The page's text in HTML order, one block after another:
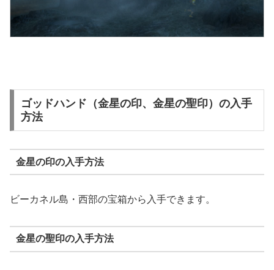
ゴッドハンド（金星の印、金星の聖印）の入手
方法
金星の印の入手方法
ビーカネル島・西部の宝箱から入手できます。
金星の聖印の入手方法